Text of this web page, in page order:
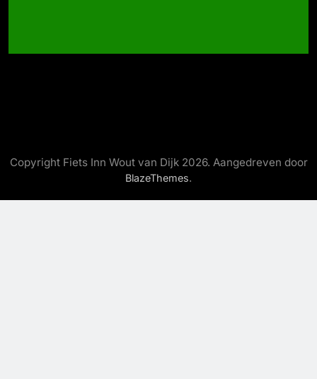
Copyright Fiets Inn Wout van Dijk 2026. Aangedreven door
BlazeThemes.